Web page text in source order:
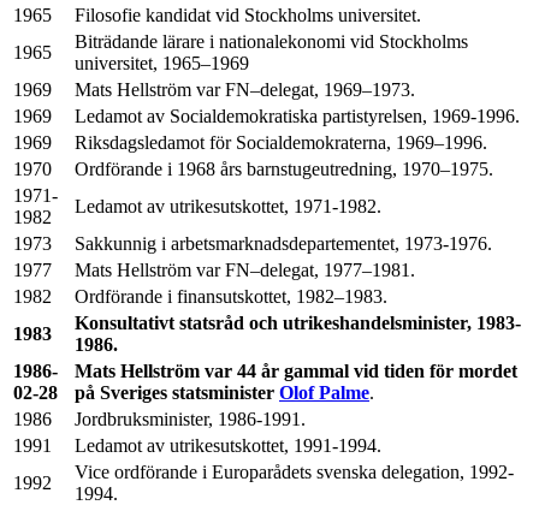
1965
Filosofie kandidat vid Stockholms universitet.
1965
Biträdande lärare i nationalekonomi vid Stockholms
universitet, 1965–1969
1969
Mats Hellström var FN–delegat, 1969–1973.
1969
Ledamot av Socialdemokratiska partistyrelsen, 1969-1996.
1969
Riksdagsledamot för Socialdemokraterna, 1969–1996.
1970
Ordförande i 1968 års barnstugeutredning, 1970–1975.
1971-
1982
Ledamot av utrikesutskottet, 1971-1982.
1973
Sakkunnig i arbetsmarknadsdepartementet, 1973-1976.
1977
Mats Hellström var FN–delegat, 1977–1981.
1982
Ordförande i finansutskottet, 1982–1983.
1983
Konsultativt statsråd och utrikeshandelsminister, 1983-
1986.
1986-
02-28
Mats Hellström var 44 år gammal vid tiden för mordet
på Sveriges statsminister Olof Palme.
1986
Jordbruksminister, 1986-1991.
1991
Ledamot av utrikesutskottet, 1991-1994.
1992
Vice ordförande i Europarådets svenska delegation, 1992-
1994.